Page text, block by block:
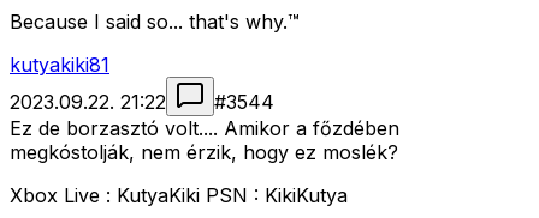
Because I said so... that's why.™
kutyakiki81
2023.09.22. 21:22
#3544
Ez de borzasztó volt.... Amikor a főzdében
megkóstolják, nem érzik, hogy ez moslék?
Xbox Live : KutyaKiki PSN : KikiKutya